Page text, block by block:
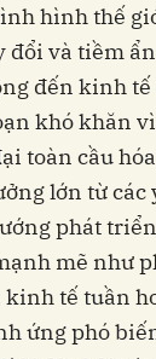
hình thế
đổi và tiềm
đến kinh
khó khăn
toàn cầu
lớn từ các
phát
mẽ như
tế tuần
ứng phó